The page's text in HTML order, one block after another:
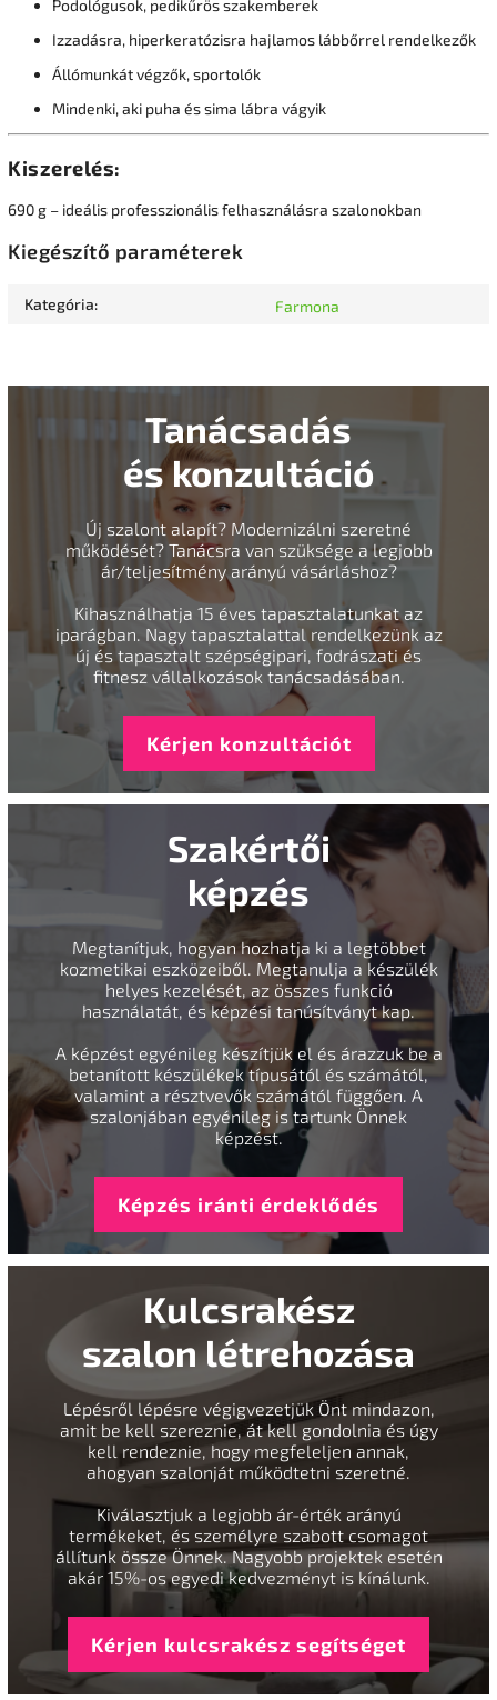
Podológusok, pedikűrös szakemberek
Izzadásra, hiperkeratózisra hajlamos lábbőrrel rendelkezők
Állómunkát végzők, sportolók
Mindenki, aki puha és sima lábra vágyik
Kiszerelés:
690 g – ideális professzionális felhasználásra szalonokban
Kiegészítő paraméterek
Kategória: Farmona
Tanácsadás
és konzultáció
Új szalont alapít? Modernizálni szeretné
működését? Tanácsra van szüksége a legjobb
ár/teljesítmény arányú vásárláshoz?
Kihasználhatja 15 éves tapasztalatunkat az
iparágban. Nagy tapasztalattal rendelkezünk az
új és tapasztalt szépségipari, fodrászati és
fitnesz vállalkozások tanácsadásában.
Kérjen konzultációt
Szakértői
képzés
Megtanítjuk, hogyan hozhatja ki a legtöbbet
kozmetikai eszközeiből. Megtanulja a készülék
helyes kezelését, az összes funkció
használatát, és képzési tanúsítványt kap.
A képzést egyénileg készítjük el és árazzuk be a
betanított készülékek típusától és számától,
valamint a résztvevők számától függően. A
szalonjában egyénileg is tartunk Önnek
képzést.
Képzés iránti érdeklődés
Kulcsrakész
szalon létrehozása
Lépésről lépésre végigvezetjük Önt mindazon,
amit be kell szereznie, át kell gondolnia és úgy
kell rendeznie, hogy megfeleljen annak,
ahogyan szalonját működtetni szeretné.
Kiválasztjuk a legjobb ár-érték arányú
termékeket, és személyre szabott csomagot
állítunk össze Önnek. Nagyobb projektek esetén
akár 15%-os egyedi kedvezményt is kínálunk.
Kérjen kulcsrakész segítséget